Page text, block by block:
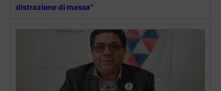
distrazione di massa”